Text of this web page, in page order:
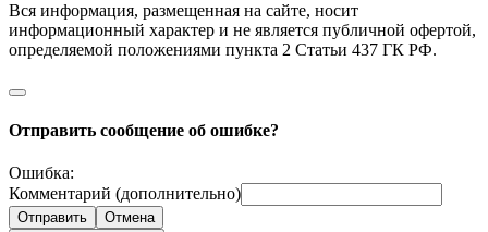
Вся информация, размещенная на сайте, носит
информационный характер и не является публичной офертой,
определяемой положениями пункта 2 Cтатьи 437 ГК РФ.
Отправить сообщение об ошибке?
Ошибка:
Комментарий (дополнительно)
Отправить Отмена